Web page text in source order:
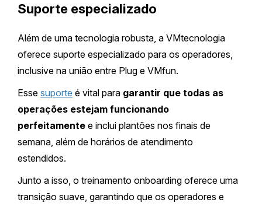
Suporte especializado
Além de uma tecnologia robusta, a VMtecnologia
oferece suporte especializado para os operadores,
inclusive na união entre Plug e VMfun.
Esse suporte é vital para garantir que todas as
operações estejam funcionando
perfeitamente e inclui plantões nos finais de
semana, além de horários de atendimento
estendidos.
Junto a isso, o treinamento onboarding oferece uma
transição suave, garantindo que os operadores e